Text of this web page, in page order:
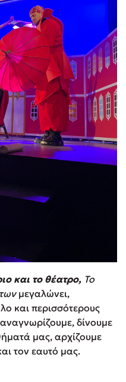
και το θέατρο, Το
μεγαλώνει,
και περισσότερους
δίνουμε
μας, αρχίζουμε
τον εαυτό μας.